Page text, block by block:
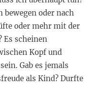
oder nach
oder mehr mit der
Es scheinen
Kopf und
Gab es jemals
als Kind? Durfte